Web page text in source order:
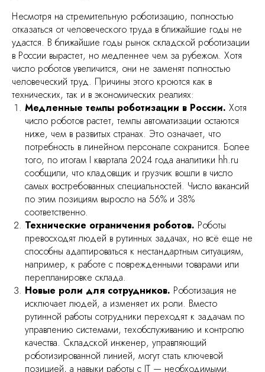
Несмотря на стремительную роботизацию, полностью
отказаться от человеческого труда в ближайшие годы не
удастся. В ближайшие годы рынок складской роботизации
в России вырастет, но медленнее чем за рубежом. Хотя
число роботов увеличится, они не заменят полностью
человеческий труд. Причины этого кроются как в
технических, так и в экономических реалиях:
Медленные темпы роботизации в России. Хотя
число роботов растет, темпы автоматизации остаются
ниже, чем в развитых странах. Это означает, что
потребность в линейном персонале сохранится. Более
того, по итогам I квартала 2024 года аналитики hh.ru
сообщили, что кладовщик и грузчик вошли в число
самых востребованных специальностей. Число вакансий
по этим позициям выросло на 56% и 38%
соответственно.
Технические ограничения роботов. Роботы
превосходят людей в рутинных задачах, но всё еще не
способны адаптироваться к нестандартным ситуациям,
например, к работе с поврежденными товарами или
перепланировке склада.
Новые роли для сотрудников. Роботизация не
исключает людей, а изменяет их роли. Вместо
рутинной работы сотрудники переходят к задачам по
управлению системами, техобслуживанию и контролю
качества. Складской инженер, управляющий
роботизированной линией, могут стать ключевой
позицией, а навыки работы с IT — необходимыми.